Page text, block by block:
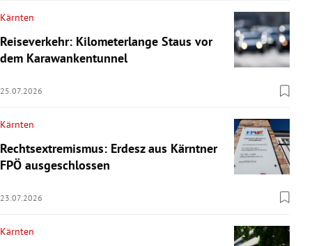
Kärnten
Reiseverkehr: Kilometerlange Staus vor
dem Karawankentunnel
25.07.2026
Kärnten
Rechtsextremismus: Erdesz aus Kärntner
FPÖ ausgeschlossen
23.07.2026
Kärnten